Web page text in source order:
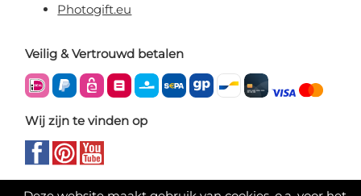
Photogift.eu
Veilig & Vertrouwd betalen
Wij zijn te vinden op